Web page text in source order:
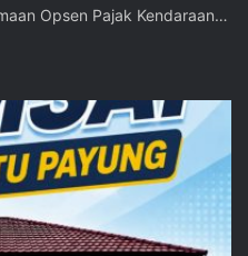
Opsen Pajak Kendaraan…